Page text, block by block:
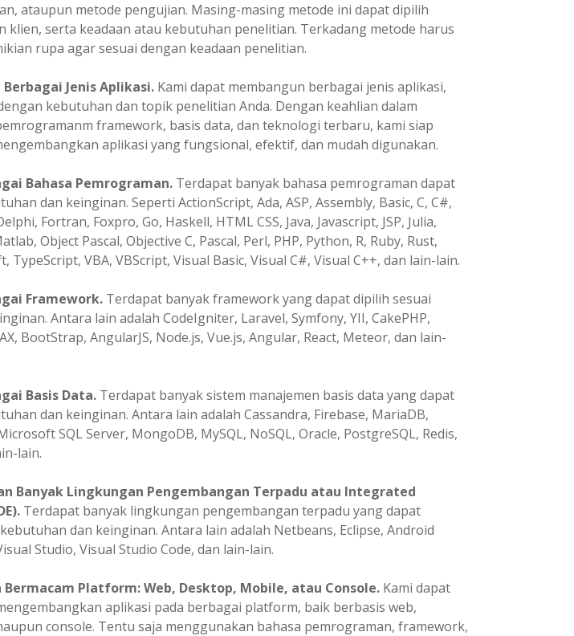
ataupun metode pengujian. Masing-masing metode ini dapat dipilih
klien, serta keadaan atau kebutuhan penelitian. Terkadang metode harus
rupa agar sesuai dengan keadaan penelitian.
Jenis Aplikasi.Kami dapat membangun berbagai jenis aplikasi,
kebutuhan dan topik penelitian Anda. Dengan keahlian dalam
framework, basis data, dan teknologi terbaru, kami siap
aplikasi yang fungsional, efektif, dan mudah digunakan.
Bahasa Pemrograman.Terdapat banyak bahasa pemrograman dapat
dan keinginan. Seperti ActionScript, Ada, ASP, Assembly, Basic, C, C#,
Fortran, Foxpro, Go, Haskell, HTML CSS, Java, Javascript, JSP, Julia,
Object Pascal, Objective C, Pascal, Perl, PHP, Python, R, Ruby, Rust,
TypeScript, VBA, VBScript, Visual Basic, Visual C#, Visual C++, dan lain-lain.
Framework.Terdapat banyak framework yang dapat dipilih sesuai
Antara lain adalah CodeIgniter, Laravel, Symfony, YII, CakePHP,
BootStrap, AngularJS, Node.js, Vue.js, Angular, React, Meteor, dan lain-
Basis Data. Terdapat banyak sistem manajemen basis data yang dapat
dan keinginan. Antara lain adalah Cassandra, Firebase, MariaDB,
SQL Server, MongoDB, MySQL, NoSQL, Oracle, PostgreSQL, Redis,
lain.
Banyak Lingkungan Pengembangan Terpadu atau Integrated
Terdapat banyak lingkungan pengembangan terpadu yang dapat
dan keinginan. Antara lain adalah Netbeans, Eclipse, Android
Studio, Visual Studio Code, dan lain-lain.
Bermacam Platform: Web, Desktop, Mobile, atau Console.Kami dapat
aplikasi pada berbagai platform, baik berbasis web,
console. Tentu saja menggunakan bahasa pemrograman, framework,